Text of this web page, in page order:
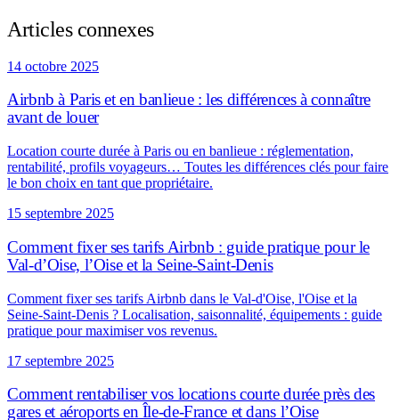
Articles connexes
14 octobre 2025
Airbnb à Paris et en banlieue : les différences à connaître
avant de louer
Location courte durée à Paris ou en banlieue : réglementation,
rentabilité, profils voyageurs… Toutes les différences clés pour faire
le bon choix en tant que propriétaire.
15 septembre 2025
Comment fixer ses tarifs Airbnb : guide pratique pour le
Val-d’Oise, l’Oise et la Seine-Saint-Denis
Comment fixer ses tarifs Airbnb dans le Val-d'Oise, l'Oise et la
Seine-Saint-Denis ? Localisation, saisonnalité, équipements : guide
pratique pour maximiser vos revenus.
17 septembre 2025
Comment rentabiliser vos locations courte durée près des
gares et aéroports en Île-de-France et dans l’Oise